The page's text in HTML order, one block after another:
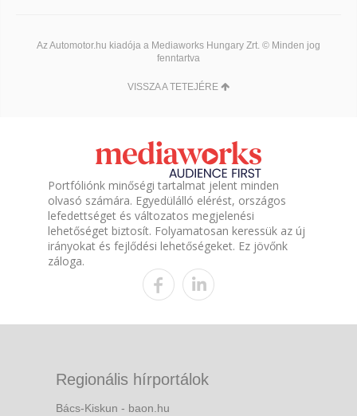
Az Automotor.hu kiadója a Mediaworks Hungary Zrt. © Minden jog
fenntartva
VISSZA A TETEJÉRE
Portfóliónk minőségi tartalmat jelent minden
olvasó számára. Egyedülálló elérést, országos
lefedettséget és változatos megjelenési
lehetőséget biztosít. Folyamatosan keressük az új
irányokat és fejlődési lehetőségeket. Ez jövőnk
záloga.
Regionális hírportálok
Bács-Kiskun - baon.hu